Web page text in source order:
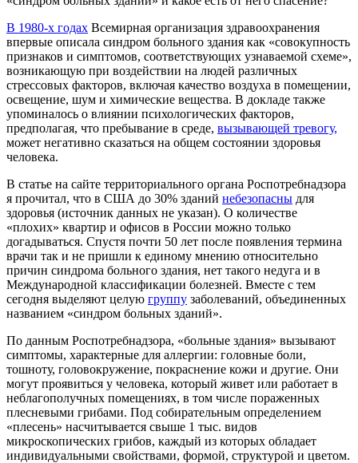
В 1980-х годах Всемирная организация здравоохранения
впервые описала синдром больного здания как «совокупность
признаков и симптомов, соответствующих узнаваемой схеме»,
возникающую при воздействии на людей различных
стрессовых факторов, включая качество воздуха в помещении,
освещение, шум и химические вещества. В докладе также
упоминалось о влиянии психологических факторов,
предполагая, что пребывание в среде, вызывающей тревогу,
может негативно сказаться на общем состоянии здоровья
человека.
В статье на сайте территориального органа Роспотребнадзора
я прочитал, что в США до 30% зданий небезопасны для
здоровья (источник данных не указан). О количестве
«плохих» квартир и офисов в России можно только
догадываться. Спустя почти 50 лет после появления термина
врачи так и не пришли к единому мнению относительно
причин синдрома больного здания, нет такого недуга и в
Международной классификации болезней. Вместе с тем
сегодня выделяют целую группу заболеваний, объединенных
названием «синдром больных зданий».
По данным Роспотребнадзора, «больные здания» вызывают
симптомы, характерные для аллергии: головные боли,
тошноту, головокружение, покраснение кожи и другие. Они
могут проявиться у человека, который живет или работает в
неблагополучных помещениях, в том числе пораженных
плесневыми грибами. Под собирательным определением
«плесень» насчитывается свыше 1 тыс. видов
микроскопических грибов, каждый из которых обладает
индивидуальными свойствами, формой, структурой и цветом.